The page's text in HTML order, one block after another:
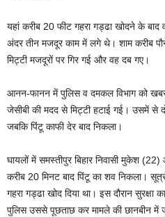
यहां करीब 20 फीट गहरा गड्ढा खोदने के बाद
अंदर तीन मजदूर काम में लगे थे। शाम करीब
मिट्टी मजदूरों पर गिर गई और वह दब गए।
आनन-फानन में पुलिस व दमकल विभाग को
जेसीबी की मदद से मिट्टी हटाई गई। उसमें से
जबकि पिंटू काफी देर बाद निकला।
घायलों में समस्तीपुर बिहार निवासी मुकेश
करीब 20 मिनट बाद पिंटू का शव निकला।
गहरा गड्ढा खोद दिया था। इस दौरान सुरक्षा
पुलिस उससे पूछताछ कर मामले की छानबीन में